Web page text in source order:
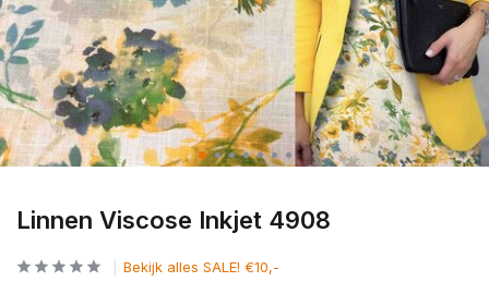
Linnen Viscose Inkjet 4908
Bekijk alles SALE! €10,-